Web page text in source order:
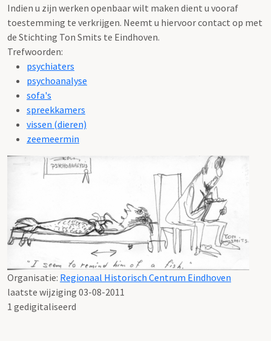
Indien u zijn werken openbaar wilt maken dient u vooraf
toestemming te verkrijgen. Neemt u hiervoor contact op met
de Stichting Ton Smits te Eindhoven.
Trefwoorden:
psychiaters
psychoanalyse
sofa's
spreekkamers
vissen (dieren)
zeemeermin
Organisatie: Regionaal Historisch Centrum Eindhoven
laatste wijziging 03-08-2011
1 gedigitaliseerd